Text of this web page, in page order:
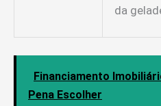
da
Financiamento
Pena Escolher